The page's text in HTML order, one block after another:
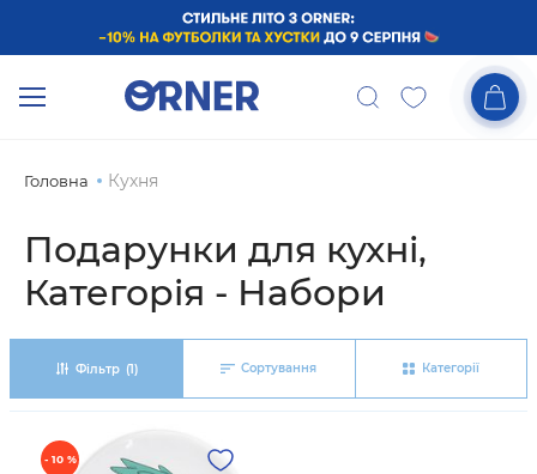
Головна Кухня
Подарунки для кухні,
Категорiя - Набори
Фільтр (1) Сортування Категорії
- 10 %